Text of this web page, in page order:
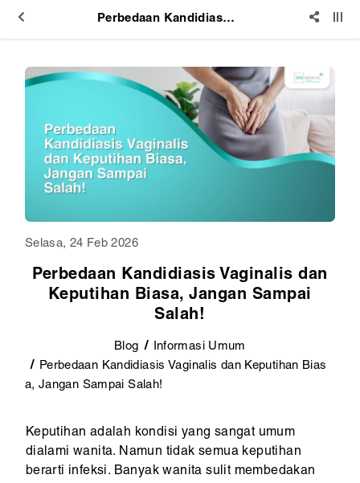
Perbedaan Kandidiasis Vaginalis dan Keputihan Biasa, Jangan Sampai Salah!
Selasa, 24 Feb 2026
Perbedaan Kandidiasis Vaginalis dan
Keputihan Biasa, Jangan Sampai
Salah!
Blog
Informasi Umum
Perbedaan Kandidiasis Vaginalis dan Keputihan Bias
a, Jangan Sampai Salah!
Keputihan adalah kondisi yang sangat umum
dialami wanita. Namun tidak semua keputihan
berarti infeksi. Banyak wanita sulit membedakan